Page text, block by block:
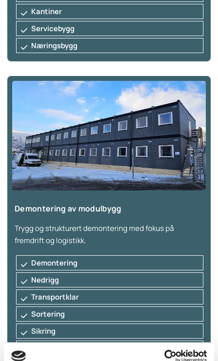
Kantiner
Servicebygg
Næringsbygg
Demontering av modulbygg
Trygg og strukturert demontering med fokus på
fremdrift og logistikk.
Demontering
Nedrigg
Transportklar
Sortering
Sikring